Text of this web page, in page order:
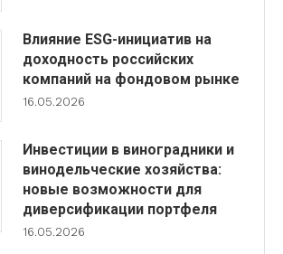
Влияние ESG-инициатив на
доходность российских
компаний на фондовом рынке
16.05.2026
Инвестиции в виноградники и
винодельческие хозяйства:
новые возможности для
диверсификации портфеля
16.05.2026